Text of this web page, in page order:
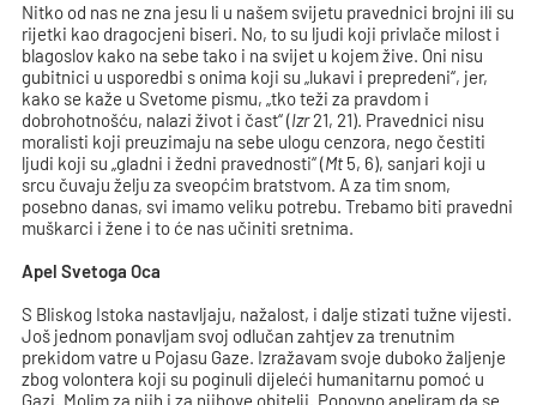
Nitko od nas ne zna jesu li u našem svijetu pravednici brojni ili su
rijetki kao dragocjeni biseri. No, to su ljudi koji privlače milost i
blagoslov kako na sebe tako i na svijet u kojem žive. Oni nisu
gubitnici u usporedbi s onima koji su „lukavi i prepredeni“, jer,
kako se kaže u Svetome pismu, „tko teži za pravdom i
dobrohotnošću, nalazi život i čast“ (Izr21, 21). Pravednici nisu
moralisti koji preuzimaju na sebe ulogu cenzora, nego čestiti
ljudi koji su „gladni i žedni pravednosti“ (Mt 5, 6), sanjari koji u
srcu čuvaju želju za sveopćim bratstvom. A za tim snom,
posebno danas, svi imamo veliku potrebu. Trebamo biti pravedni
muškarci i žene i to će nas učiniti sretnima.
Apel Svetoga Oca
S Bliskog Istoka nastavljaju, nažalost, i dalje stizati tužne vijesti.
Još jednom ponavljam svoj odlučan zahtjev za trenutnim
prekidom vatre u Pojasu Gaze. Izražavam svoje duboko žaljenje
zbog volontera koji su poginuli dijeleći humanitarnu pomoć u